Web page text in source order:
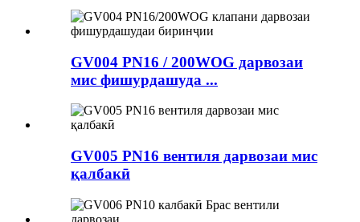
GV004 PN16 / 200WOG дарвозаи
мис фишурдашуда ...
GV005 PN16 вентиля дарвозаи мис
қалбакӣ